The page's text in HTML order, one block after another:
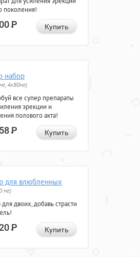
поколения!
Р Купить
набор
4х80мг)
все супер препараты
эрекции и
полового акта!
Р Купить
для влюбленных
мг)
двоих, добавь страсти
Р Купить